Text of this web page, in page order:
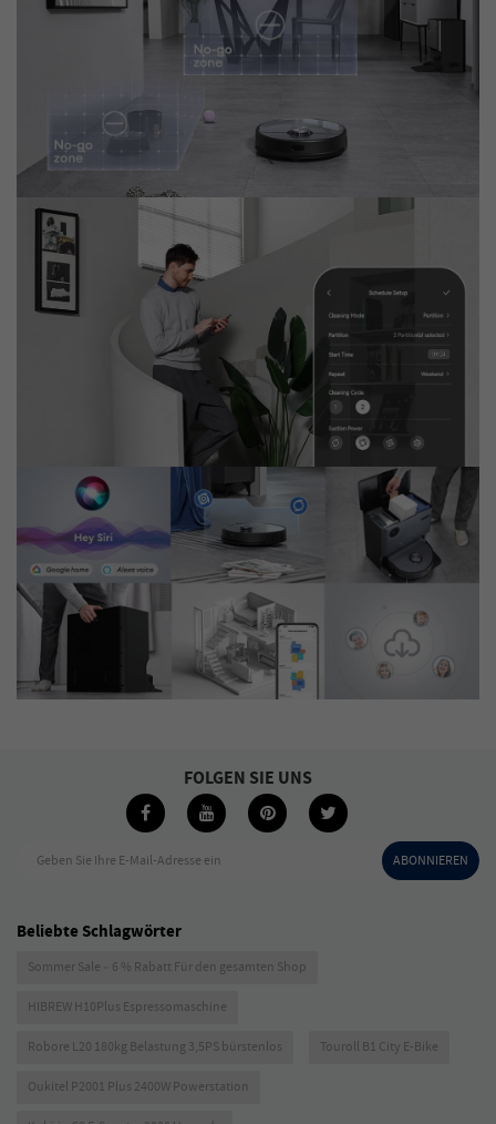
Geben Sie Ihre E-Mail-Adresse ein ABONNIEREN
FOLGEN SIE UNS
Beliebte Schlagwörter
Sommer Sale – 6 % Rabatt Für den gesamten Shop
HIBREW H10Plus Espressomaschine
Robore L20 180kg Belastung 3,5PS bürstenlos Touroll B1 City E-Bike
Oukitel P2001 Plus 2400W Powerstation